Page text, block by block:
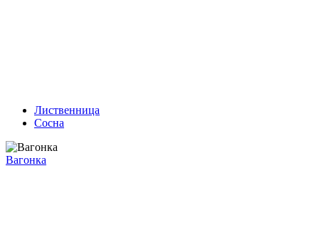
Лиственница
Сосна
Вагонка